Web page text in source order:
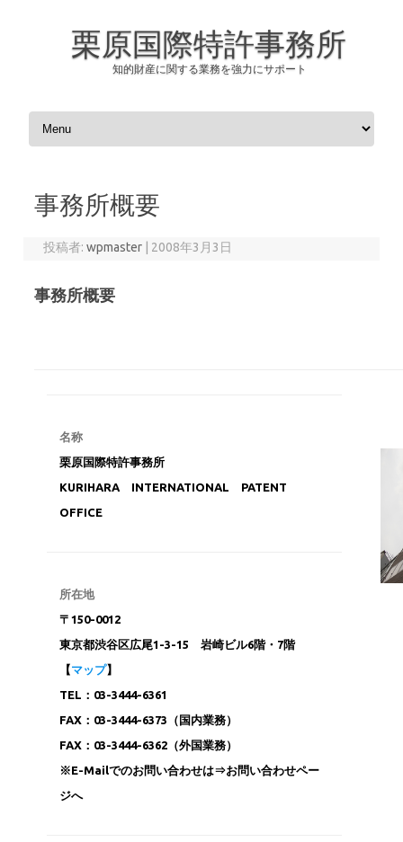
栗原国際特許事務所
知的財産に関する業務を強力にサポート
コンテンツへスキップ
事務所概要
投稿者:wpmaster 2008年3月3日
事務所概要
名称
栗原国際特許事務所
KURIHARA INTERNATIONAL PATENT
OFFICE
所在地
〒150-0012
東京都渋谷区広尾1-3-15 岩崎ビル6階・7階
【マップ】
TEL：03-3444-6361
FAX：03-3444-6373（国内業務）
FAX：03-3444-6362（外国業務）
※E-Mailでのお問い合わせは⇒お問い合わせペー
ジへ